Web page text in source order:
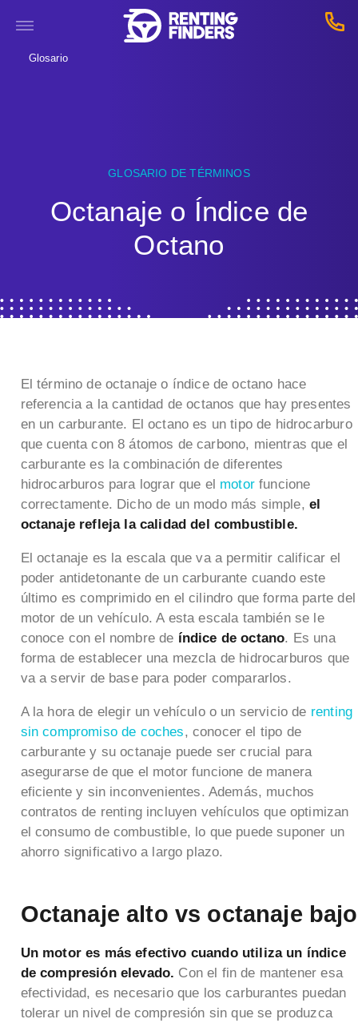
Glosario
GLOSARIO DE TÉRMINOS
Octanaje o Índice de
Octano
El término de octanaje o índice de octano hace
referencia a la cantidad de octanos que hay presentes
en un carburante. El octano es un tipo de hidrocarburo
que cuenta con 8 átomos de carbono, mientras que el
carburante es la combinación de diferentes
hidrocarburos para lograr que el motorfuncione
correctamente. Dicho de un modo más simple, el
octanaje refleja la calidad del combustible.
El octanaje es la escala que va a permitir calificar el
poder antidetonante de un carburante cuando este
último es comprimido en el cilindro que forma parte del
motor de un vehículo. A esta escala también se le
conoce con el nombre de índice de octano. Es una
forma de establecer una mezcla de hidrocarburos que
va a servir de base para poder compararlos.
A la hora de elegir un vehículo o un servicio de renting
sin compromiso de coches, conocer el tipo de
carburante y su octanaje puede ser crucial para
asegurarse de que el motor funcione de manera
eficiente y sin inconvenientes. Además, muchos
contratos de renting incluyen vehículos que optimizan
el consumo de combustible, lo que puede suponer un
ahorro significativo a largo plazo.
Octanaje alto vs octanaje bajo
Un motor es más efectivo cuando utiliza un índice
de compresión elevado. Con el fin de mantener esa
efectividad, es necesario que los carburantes puedan
tolerar un nivel de compresión sin que se produzca